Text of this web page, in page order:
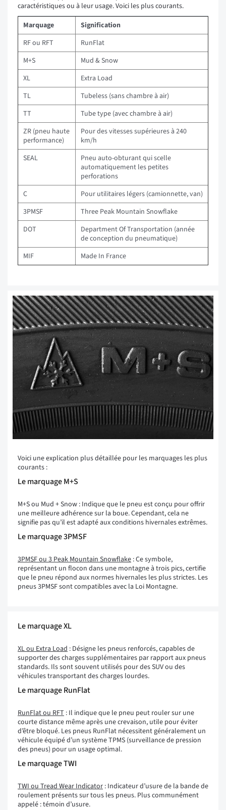
caractéristiques ou à leur usage. Voici les plus courants.
Marquage
Signification
RF ou RFT
RunFlat
M+S
Mud & Snow
XL
Extra Load
TL
Tubeless (sans chambre à air)
TT
Tube type (avec chambre à air)
ZR (pneu haute
performance)
Pour des vitesses supérieures à 240
km/h
SEAL
Pneu auto-obturant qui scelle
automatiquement les petites
perforations
C
Pour utilitaires légers (camionnette, van)
3PMSF
Three Peak Mountain Snowflake
DOT
Department Of Transportation (année
de conception du pneumatique)
MIF
Made In France
Voici une explication plus détaillée pour les marquages les plus
courants :
Le marquage M+S
M+S ou Mud + Snow : Indique que le pneu est conçu pour offrir
une meilleure adhérence sur la boue. Cependant, cela ne
signifie pas qu’il est adapté aux conditions hivernales extrêmes.
Le marquage 3PMSF
3PMSF ou 3 Peak Mountain Snowflake : Ce symbole,
représentant un flocon dans une montagne à trois pics, certifie
que le pneu répond aux normes hivernales les plus strictes. Les
pneus 3PMSF sont compatibles avec la Loi Montagne.
Le marquage XL
XL ou Extra Load : Désigne les pneus renforcés, capables de
supporter des charges supplémentaires par rapport aux pneus
standards. Ils sont souvent utilisés pour des SUV ou des
véhicules transportant des charges lourdes.
Le marquage RunFlat
RunFlat ou RFT : Il indique que le pneu peut rouler sur une
courte distance même après une crevaison, utile pour éviter
d’être bloqué. Les pneus RunFlat nécessitent généralement un
véhicule équipé d’un système TPMS (surveillance de pression
des pneus) pour un usage optimal.
Le marquage TWI
TWI ou Tread Wear Indicator : Indicateur d’usure de la bande de
roulement présents sur tous les pneus. Plus communément
appelé : témoin d’usure.